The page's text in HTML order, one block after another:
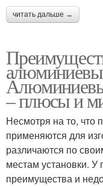
читать дальше →
– плюсы и
Несмотря на то, что
применяются для
различаются по
местам установки. У
преимущества и